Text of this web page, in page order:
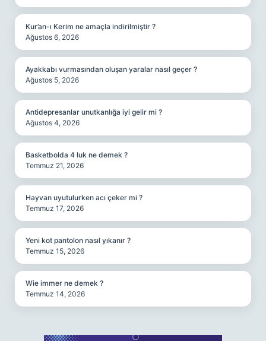
Kur’an-ı Kerim ne amaçla indirilmiştir ?
Ağustos 6, 2026
Ayakkabı vurmasından oluşan yaralar nasıl geçer ?
Ağustos 5, 2026
Antidepresanlar unutkanlığa iyi gelir mi ?
Ağustos 4, 2026
Basketbolda 4 luk ne demek ?
Temmuz 21, 2026
Hayvan uyutulurken acı çeker mi ?
Temmuz 17, 2026
Yeni kot pantolon nasıl yıkanır ?
Temmuz 15, 2026
Wie immer ne demek ?
Temmuz 14, 2026